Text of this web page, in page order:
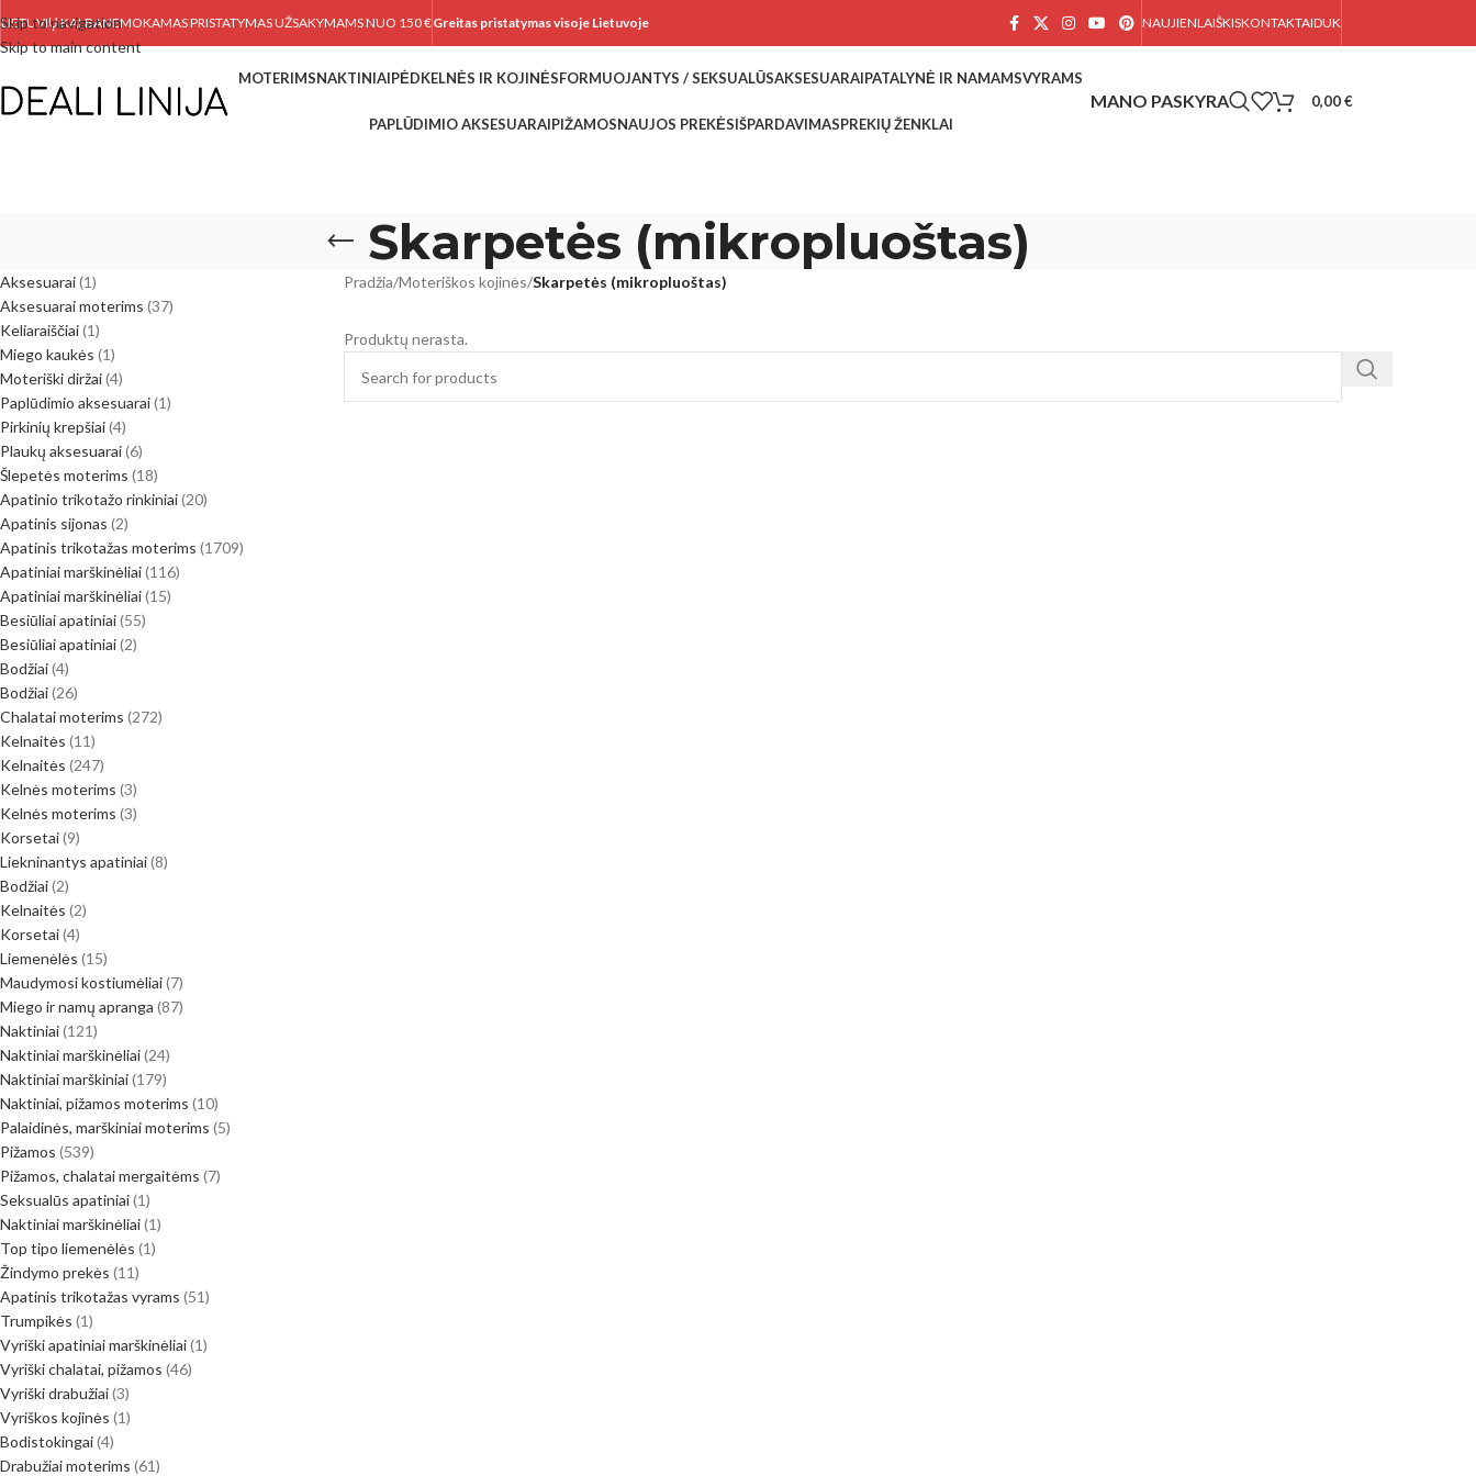
Skip to navigation
Skip to main content
LIETUVIŲ KALBANEMOKAMAS PRISTATYMAS UŽSAKYMAMS NUO 150 €Greitas pristatymas visoje Lietuvoje NAUJIENLAIŠKISKONTAKTAIDUK
MOTERIMSNAKTINIAIPĖDKELNĖS IR KOJINĖSFORMUOJANTYS / SEKSUALŪSAKSESUARAIPATALYNĖ IR NAMAMSVYRAMS
PAPLŪDIMIO AKSESUARAIPIŽAMOSNAUJOS PREKĖSIŠPARDAVIMASPREKIŲ ŽENKLAI
0,00€
Skarpetės (mikropluoštas)
Aksesuarai 1
Aksesuarai moterims 37
Keliaraiščiai 1
Miego kaukės 1
Moteriški diržai 4
Paplūdimio aksesuarai 1
Pirkinių krepšiai 4
Plaukų aksesuarai 6
Šlepetės moterims 18
Apatinio trikotažo rinkiniai 20
Apatinis sijonas 2
Apatinis trikotažas moterims 1709
Apatiniai marškinėliai 116
Apatiniai marškinėliai 15
Besiūliai apatiniai 55
Besiūliai apatiniai 2
Bodžiai 4
Bodžiai 26
Chalatai moterims 272
Kelnaitės 11
Kelnaitės 247
Kelnės moterims 3
Kelnės moterims 3
Korsetai 9
Liekninantys apatiniai 8
Bodžiai 2
Kelnaitės 2
Korsetai 4
Liemenėlės 15
Maudymosi kostiumėliai 7
Miego ir namų apranga 87
Naktiniai 121
Naktiniai marškinėliai 24
Naktiniai marškiniai 179
Naktiniai, pižamos moterims 10
Palaidinės, marškiniai moterims 5
Pižamos 539
Pižamos, chalatai mergaitėms 7
Seksualūs apatiniai 1
Naktiniai marškinėliai 1
Top tipo liemenėlės 1
Žindymo prekės 11
Apatinis trikotažas vyrams 51
Trumpikės 1
Vyriški apatiniai marškinėliai 1
Vyriški chalatai, pižamos 46
Vyriški drabužiai 3
Vyriškos kojinės 1
Bodistokingai 4
Drabužiai moterims 61
Pradžia/Moteriškos kojinės/Skarpetės (mikropluoštas)
Produktų nerasta.